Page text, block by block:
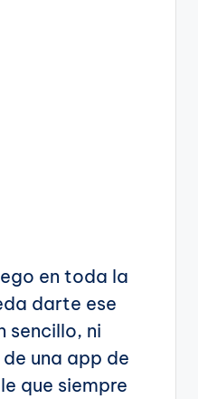
en toda la
darte ese
sencillo, ni
una app de
que siempre